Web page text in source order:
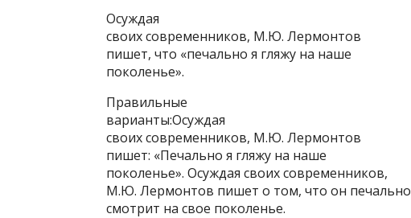
Осуждая
своих современников, М.Ю. Лермонтов
пишет, что «печально я гляжу на наше
поколенье».
Правильные
варианты:Осуждая
своих современников, М.Ю. Лермонтов
пишет: «Печально я гляжу на наше
поколенье». Осуждая своих современников,
М.Ю. Лермонтов пишет о том, что он печально
смотрит на свое поколенье.